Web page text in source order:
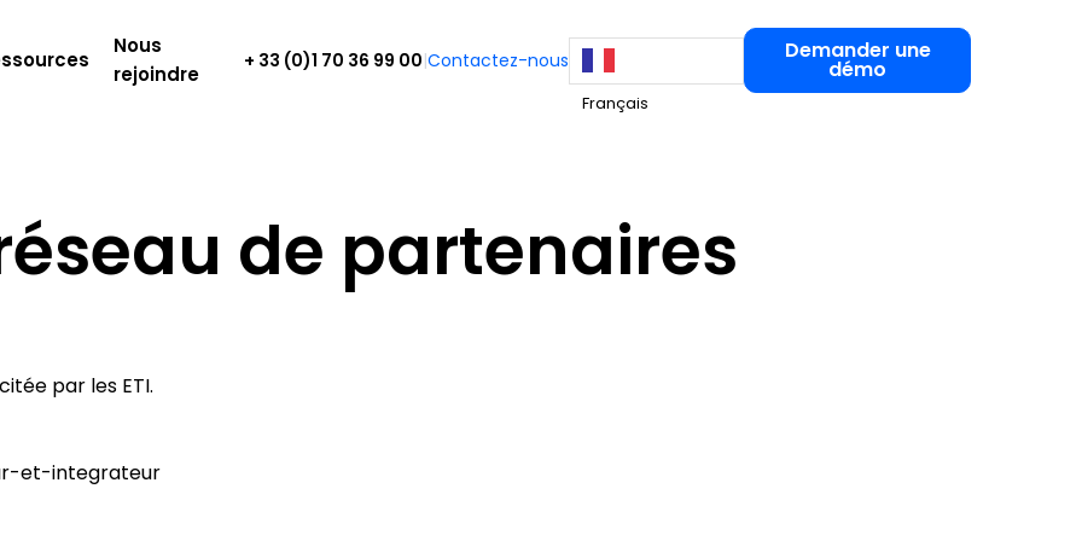
Nous
rejoindre
+ 33 (0)1 70 36 99 00|Contactez-nous
Français
Demander une
démo
COLLABORATEURS
FORMER ET DÉVELOPPER
Experts-Comptables
COLLECTE ET TRANSMISSION DE LA
transforment leurs pratiques RH
de partenaires
par les ETI.